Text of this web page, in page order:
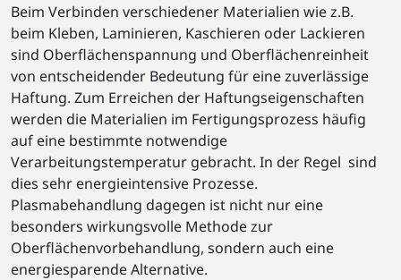
Beim Verbinden verschiedener Materialien wie z.B.
beim Kleben, Laminieren, Kaschieren oder Lackieren
sind Oberflächenspannung und Oberflächenreinheit
von entscheidender Bedeutung für eine zuverlässige
Haftung. Zum Erreichen der Haftungseigenschaften
werden die Materialien im Fertigungsprozess häufig
auf eine bestimmte notwendige
Verarbeitungstemperatur gebracht. In der Regel sind
dies sehr energieintensive Prozesse.
Plasmabehandlung dagegen ist nicht nur eine
besonders wirkungsvolle Methode zur
Oberflächenvorbehandlung, sondern auch eine
energiesparende Alternative.